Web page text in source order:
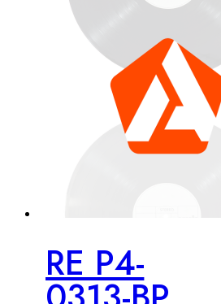
RE P4-